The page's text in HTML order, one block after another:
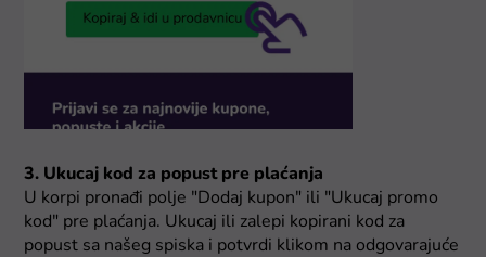
3. Ukucaj kod za popust pre plaćanja
U korpi pronađi polje "Dodaj kupon" ili "Ukucaj promo
kod" pre plaćanja. Ukucaj ili zalepi kopirani kod za
popust sa našeg spiska i potvrdi klikom na odgovarajuće